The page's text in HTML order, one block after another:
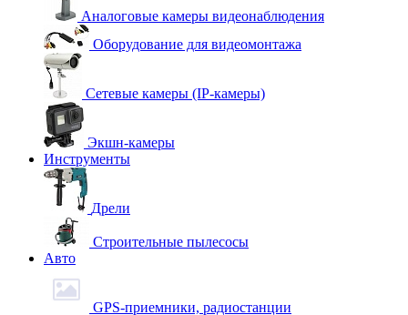
Аналоговые камеры видеонаблюдения
Оборудование для видеомонтажа
Сетевые камеры (IP-камеры)
Экшн-камеры
Инструменты
Дрели
Строительные пылесосы
Авто
GPS-приемники, радиостанции